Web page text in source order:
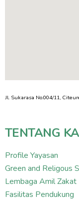
Jl. Sukarasa No.004/11,
TENTANG
Profile Yayasan
Green and Religous
Lembaga Amil Zakat
Fasilitas Pendukung